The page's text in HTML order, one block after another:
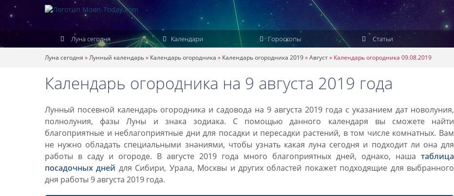
Луна сегодня Календари Гороскопы Статьи
Луна сегодня »Лунный календарь» Календарь огородника » Календарь огородника 2019»Август» Календарь огородника 09.08.2019
Календарь огородника на 9 августа 2019 года
Лунный посевной календарь огородника и садовода на 9 августа 2019 года с указанием дат новолуния,
полнолуния, фазы Луны и знака зодиака. С помощью данного календаря вы сможете найти
благоприятные и неблагоприятные дни для посадки и пересадки растений, в том числе комнатных. Вам
не нужно обладать специальными знаниями, чтобы узнать какая луна сегодня и подходит ли она для
работы в саду и огороде. В августе 2019 года много благоприятных дней, однако, наша таблица
посадочных дней для Сибири, Урала, Москвы и других областей покажет подходящие для выбранного
дня работы 9 августа 2019 года.